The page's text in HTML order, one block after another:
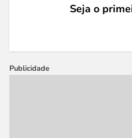
Seja o
Publicidade